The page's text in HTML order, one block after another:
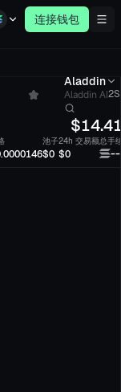
连接钱包
Aladdin
Aladdin AI
$
池子
$0
24h 交易额
$0
总手
--